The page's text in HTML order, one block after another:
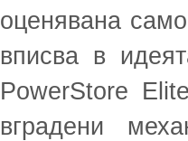
оценявана
вписва в
PowerStore
вградени